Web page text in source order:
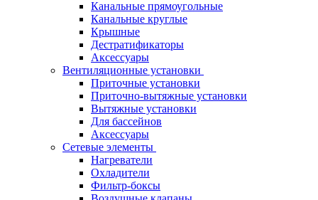
Канальные прямоугольные
Канальные круглые
Крышные
Дестратификаторы
Аксессуары
Вентиляционные установки
Приточные установки
Приточно-вытяжные установки
Вытяжные установки
Для бассейнов
Аксессуары
Сетевые элементы
Нагреватели
Охладители
Фильтр-боксы